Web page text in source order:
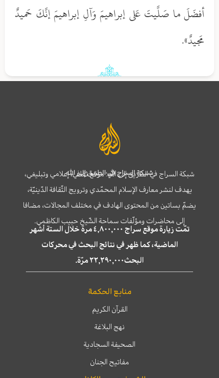
أفضَلَ ما صَلَّيتَ عَلى إبراهيمَ وَآلِ إبراهيمَ إنَّكَ حَميدٌ
مَجيدٌ».
شبكة السراج في الطريق إلى الله
شبكة السراج في الطريق إلى الله؛ موقع ثقافي، إعلامي وتبليغي،
يهدف لنشر معارف الإسلام المحمّدي وترويج الثّقافة الدّينيّة،
يضمّ بساتين من المحتوى الهادف في مختلف المجالات، مضافا
إلى محاضرات ومؤلّفات سماحة الشّيخ حبيب الكاظمي.
تمّت زيارة موقع سراج ٤,٨٠٠,٠٠٠ مرة خلال الستة أشهر
الماضية، كما ظهر في نتائج البحث في محركات
البحث٢٢,٢٩٠,٠٠٠ مرّة.
منابع الحكمة
القرآن الكريم
نهج البلاغة
الصحيفة السجادية
مفاتيح الجنان